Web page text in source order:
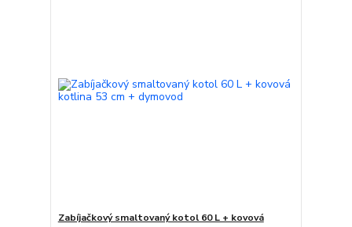
Zabíjačkový smaltovaný kotol 60 L + kovová